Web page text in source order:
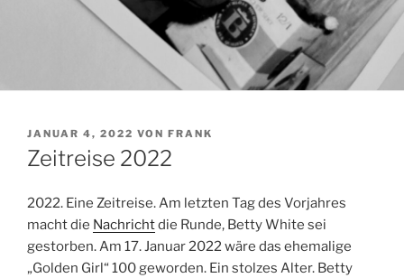
VERÖFFENTLICHT
AM
JANUAR 4, 2022 VON FRANK
Zeitreise 2022
2022. Eine Zeitreise. Am letzten Tag des Vorjahres
macht die Nachrichtdie Runde, Betty White sei
gestorben. Am 17. Januar 2022 wäre das ehemalige
„Golden Girl“ 100 geworden. Ein stolzes Alter. Betty